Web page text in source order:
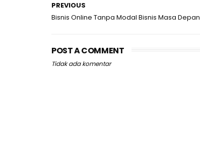
PREVIOUS
Bisnis Online Tanpa Modal Bisnis Masa Depan
POST A COMMENT
Tidak ada komentar